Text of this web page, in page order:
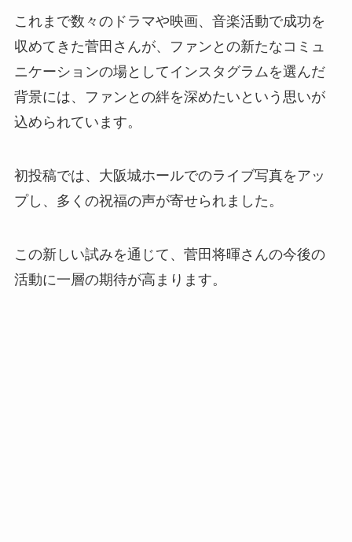
これまで数々のドラマや映画、音楽活動で成功を
収めてきた菅田さんが、ファンとの新たなコミュ
ニケーションの場としてインスタグラムを選んだ
背景には、ファンとの絆を深めたいという思いが
込められています。
初投稿では、大阪城ホールでのライブ写真をアッ
プし、多くの祝福の声が寄せられました。
この新しい試みを通じて、菅田将暉さんの今後の
活動に一層の期待が高まります。